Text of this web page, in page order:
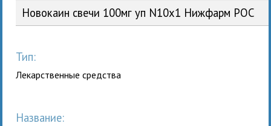
Новокаин свечи 100мг уп N10x1 Нижфарм РОС
Тип:
Лекарственные средства
Название: